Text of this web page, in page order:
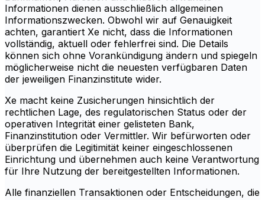
Informationen dienen ausschließlich allgemeinen
Informationszwecken. Obwohl wir auf Genauigkeit
achten, garantiert Xe nicht, dass die Informationen
vollständig, aktuell oder fehlerfrei sind. Die Details
können sich ohne Vorankündigung ändern und spiegeln
möglicherweise nicht die neuesten verfügbaren Daten
der jeweiligen Finanzinstitute wider.
Xe macht keine Zusicherungen hinsichtlich der
rechtlichen Lage, des regulatorischen Status oder der
operativen Integrität einer gelisteten Bank,
Finanzinstitution oder Vermittler. Wir befürworten oder
überprüfen die Legitimität keiner eingeschlossenen
Einrichtung und übernehmen auch keine Verantwortung
für Ihre Nutzung der bereitgestellten Informationen.
Alle finanziellen Transaktionen oder Entscheidungen, die